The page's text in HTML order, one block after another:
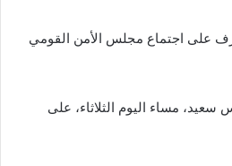
على اجتماع مجلس الأمن القومي
مساء اليوم الثلاثاء، على